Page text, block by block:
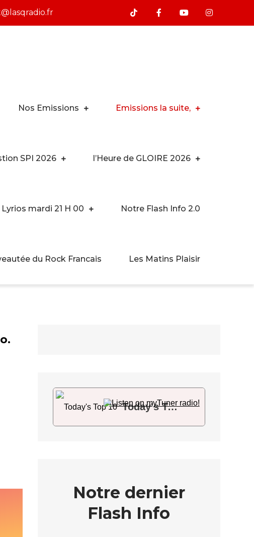
Nos Emissions Emissions la suite,
SPI 2026 l’Heure de GLOIRE 2026
Lyrios mardi 21 H 00 Notre Flash Info 2.0
du Rock Francais Les Matins Plaisir
Today's Top 10
Notre dernier
Flash Info